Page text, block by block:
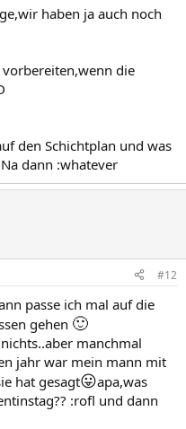
haben ja auch noch
die
den Schichtplan und was
dann :whatever
#12
passe ich mal auf die
gehen 🙂
manchmal
jahr war mein mann mit
hat gesagt😛apa,was
:rofl und dann